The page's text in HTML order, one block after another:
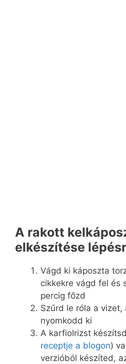
A rakott
elkészítése
Vágd ki káposzta
cikkekre vágd fel és
percig főzd
Szűrd le róla a
nyomkodd ki
A karfiolrizst
receptje a blogon)
verzióból készíted,